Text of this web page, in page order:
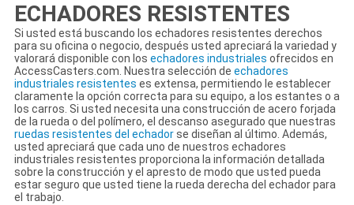
ECHADORES RESISTENTES
Si usted está buscando los echadores resistentes derechos
para su oficina o negocio, después usted apreciará la variedad y
valorará disponible con los echadores industriales ofrecidos en
AccessCasters.com. Nuestra selección de echadores
industriales resistentes es extensa, permitiendo le establecer
claramente la opción correcta para su equipo, a los estantes o a
los carros. Si usted necesita una construcción de acero forjada
de la rueda o del polímero, el descanso asegurado que nuestras
ruedas resistentes del echadorse diseñan al último. Además,
usted apreciará que cada uno de nuestros echadores
industriales resistentes proporciona la información detallada
sobre la construcción y el apresto de modo que usted pueda
estar seguro que usted tiene la rueda derecha del echador para
el trabajo.